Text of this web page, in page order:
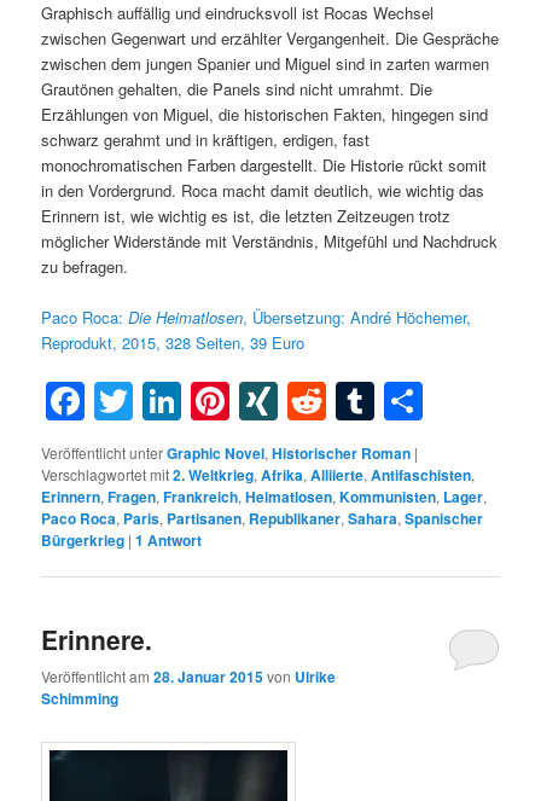
Graphisch auffällig und eindrucksvoll ist Rocas Wechsel
zwischen Gegenwart und erzählter Vergangenheit. Die Gespräche
zwischen dem jungen Spanier und Miguel sind in zarten warmen
Grautönen gehalten, die Panels sind nicht umrahmt. Die
Erzählungen von Miguel, die historischen Fakten, hingegen sind
schwarz gerahmt und in kräftigen, erdigen, fast
monochromatischen Farben dargestellt. Die Historie rückt somit
in den Vordergrund. Roca macht damit deutlich, wie wichtig das
Erinnern ist, wie wichtig es ist, die letzten Zeitzeugen trotz
möglicher Widerstände mit Verständnis, Mitgefühl und Nachdruck
zu befragen.
Paco Roca:DieHeimatlosen, Übersetzung: André Höchemer,
Reprodukt, 2015, 328 Seiten, 39 Euro
Facebook
Twitter
LinkedIn
Pinterest
XINGRedditTumblr
Veröffentlicht unterGraphic Novel,Historischer Roman |
Verschlagwortet mit2. Weltkrieg,Afrika,Alliierte,Antifaschisten,
Erinnern,Fragen,Frankreich,Heimatlosen,Kommunisten, Lager,
Paco Roca, Paris, Partisanen, Republikaner,Sahara,Spanischer
Bürgerkrieg |1 Antwort
Erinnere.
Veröffentlicht am28. Januar 2015von Ulrike
Schimming